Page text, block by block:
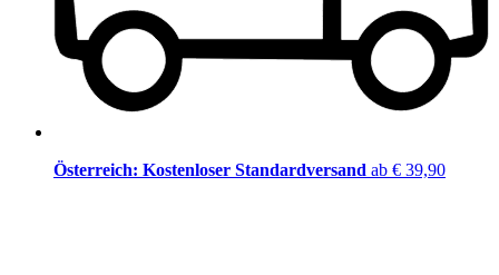
Österreich: Kostenloser Standardversand ab € 39,90